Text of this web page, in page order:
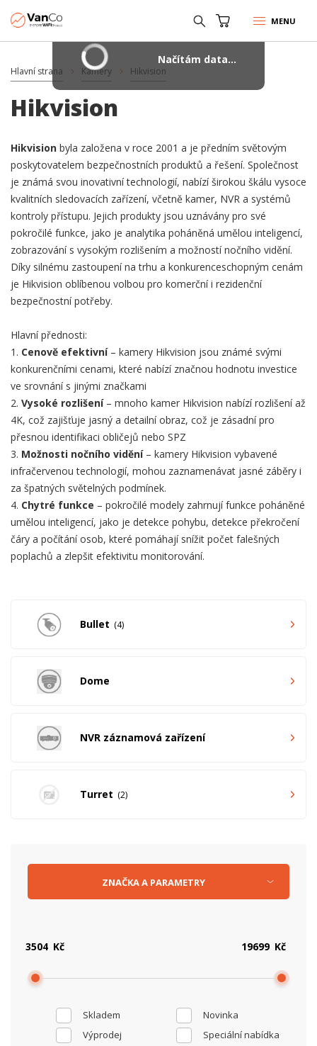
MENU
Hlavní strana Kamery Hikvision
Hikvision
Hikvision byla založena v roce 2001 a je předním světovým
poskytovatelem bezpečnostních produktů a řešení. Společnost
je známá svou inovativní technologií, nabízí širokou škálu vysoce
kvalitních sledovacích zařízení, včetně kamer, NVR a systémů
kontroly přístupu. Jejich produkty jsou uznávány pro své
pokročilé funkce, jako je analytika poháněná umělou inteligencí,
zobrazování s vysokým rozlišením a možností nočního vidění.
Díky silnému zastoupení na trhu a konkurenceschopným cenám
je Hikvision oblíbenou volbou pro komerční i rezidenční
bezpečnostní potřeby.
Hlavní přednosti:
1. Cenově efektivní– kamery Hikvision jsou známé svými
konkurenčními cenami, které nabízí značnou hodnotu investice
ve srovnání s jinými značkami
2. Vysoké rozlišení– mnoho kamer Hikvision nabízí rozlišení až
4K, což zajišťuje jasný a detailní obraz, což je zásadní pro
přesnou identifikaci obličejů nebo SPZ
3. Možnosti nočního vidění– kamery Hikvision vybavené
infračervenou technologií, mohou zaznamenávat jasné záběry i
za špatných světelných podmínek.
4. Chytré funkce – pokročilé modely zahrnují funkce poháněné
umělou inteligencí, jako je detekce pohybu, detekce překročení
čáry a počítání osob, které pomáhají snížit počet falešných
poplachů a zlepšit efektivitu monitorování.
Bullet 4
Dome
NVR záznamová zařízení
Turret 2
Skladem
Novinka
Výprodej
Speciální nabídka
Kč Kč
ZNAČKAA PARAMETRY
Načítám data...